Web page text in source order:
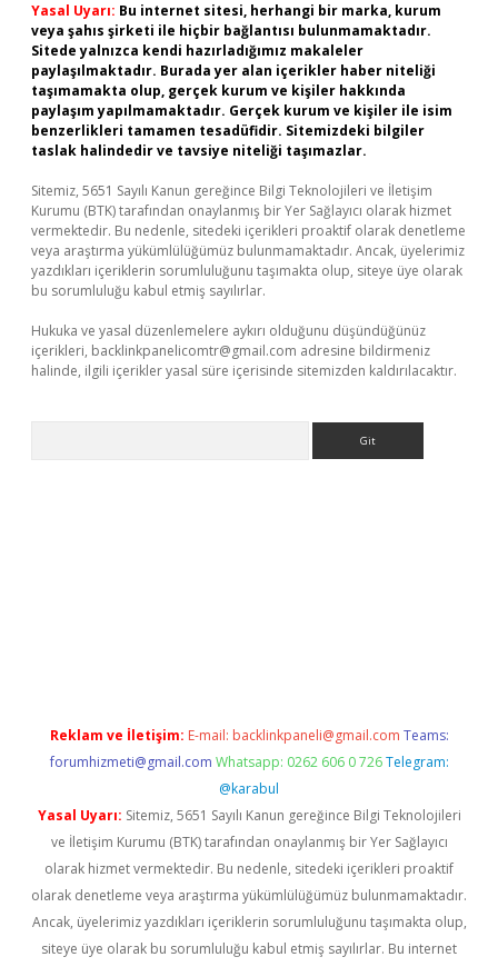
Yasal Uyarı: Bu internet sitesi, herhangi bir marka, kurum
veya şahıs şirketi ile hiçbir bağlantısı bulunmamaktadır.
Sitede yalnızca kendi hazırladığımız makaleler
paylaşılmaktadır. Burada yer alan içerikler haber niteliği
taşımamakta olup, gerçek kurum ve kişiler hakkında
paylaşım yapılmamaktadır. Gerçek kurum ve kişiler ile isim
benzerlikleri tamamen tesadüfidir. Sitemizdeki bilgiler
taslak halindedir ve tavsiye niteliği taşımazlar.
Sitemiz, 5651 Sayılı Kanun gereğince Bilgi Teknolojileri ve İletişim
Kurumu (BTK) tarafından onaylanmış bir Yer Sağlayıcı olarak hizmet
vermektedir. Bu nedenle, sitedeki içerikleri proaktif olarak denetleme
veya araştırma yükümlülüğümüz bulunmamaktadır. Ancak, üyelerimiz
yazdıkları içeriklerin sorumluluğunu taşımakta olup, siteye üye olarak
bu sorumluluğu kabul etmiş sayılırlar.
Hukuka ve yasal düzenlemelere aykırı olduğunu düşündüğünüz
içerikleri, backlinkpanelicomtr@gmail.com adresine bildirmeniz
halinde, ilgili içerikler yasal süre içerisinde sitemizden kaldırılacaktır.
Reklam ve İletişim: E-mail: backlinkpaneli@gmail.com Teams:
forumhizmeti@gmail.com Whatsapp: 0262 606 0 726 Telegram:
@karabul
Yasal Uyarı: Sitemiz, 5651 Sayılı Kanun gereğince Bilgi Teknolojileri
ve İletişim Kurumu (BTK) tarafından onaylanmış bir Yer Sağlayıcı
olarak hizmet vermektedir. Bu nedenle, sitedeki içerikleri proaktif
olarak denetleme veya araştırma yükümlülüğümüz bulunmamaktadır.
Ancak, üyelerimiz yazdıkları içeriklerin sorumluluğunu taşımakta olup,
siteye üye olarak bu sorumluluğu kabul etmiş sayılırlar. Bu internet